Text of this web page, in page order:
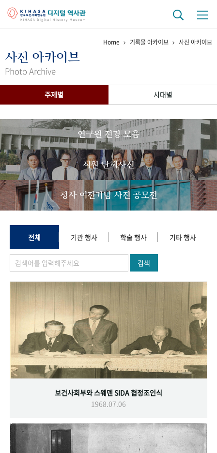
걸어온 길 기관 변천사
간행물 변천사
기록물 아카이브
사진 아카이브 문서 기록물 행정박물 영상 기록물
50+1 주년 기념
성과 50선 숫자로 보는 50년
세계와 함께 한 KIHASA
VR 역사관
Home 기록물 아카이브 사진 아카이브
사진 아카이브
Photo Archive
주제별 시대별
연구원 전경 모음
직원 단체사진
청사 이전기념 사진 공모전
전체 기관 행사 학술 행사 기타 행사
검색
보건사회부와 스웨덴 SIDA 협정조인식
1968.07.06